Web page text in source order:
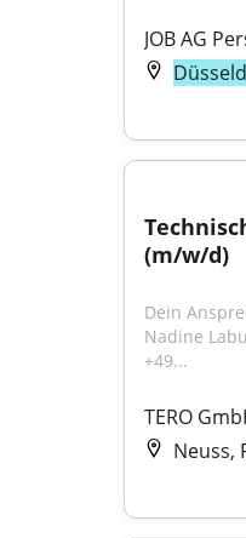
JOB AG
(m/w/d)
Dein
Nadine
+49...
TERO
Neuss,